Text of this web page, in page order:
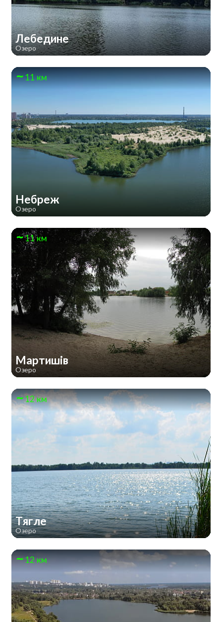
Лебедине
Озеро
11 км
Небреж
Озеро
11 км
Мартишів
Озеро
12 км
Тягле
Озеро
12 км